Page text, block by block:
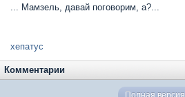
... Мамзель, давай поговорим, а?...
хепатус
Комментарии
Полная версия